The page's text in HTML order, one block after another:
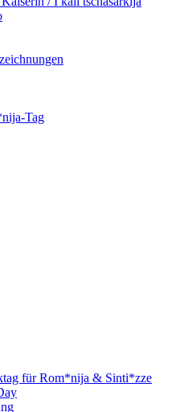
Tag
für Rom*nija & Sinti*zze